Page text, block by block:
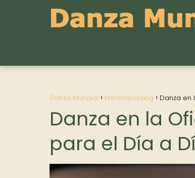
Danza Mundial Merchandising Danza en
Danza en la
para el Día a